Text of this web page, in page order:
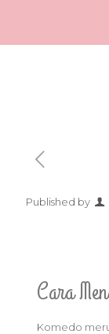
Published by
Cara
Komedo